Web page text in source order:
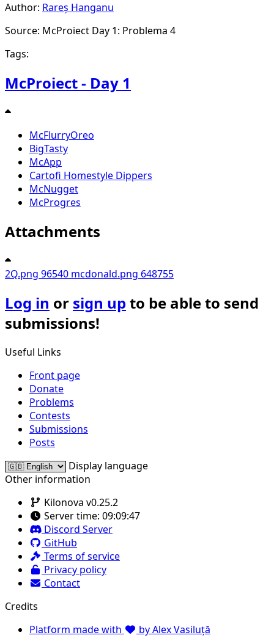
Author: Rareș Hanganu
Source: McProiect Day 1: Problema 4
Tags:
McProiect - Day 1
McFlurryOreo
BigTasty
McApp
Cartofi Homestyle Dippers
McNugget
McProgres
Attachments
2Q.png 96540 mcdonald.png 648755
Log in or sign upto be able to send
submissions!
Useful Links
Front page
Donate
Problems
Contests
Submissions
Posts
Display language
Other information
Kilonova v0.25.2
Server time: 09:09:47
Discord Server
GitHub
Terms of service
Privacy policy
Contact
Credits
Platform made with
by Alex Vasiluță